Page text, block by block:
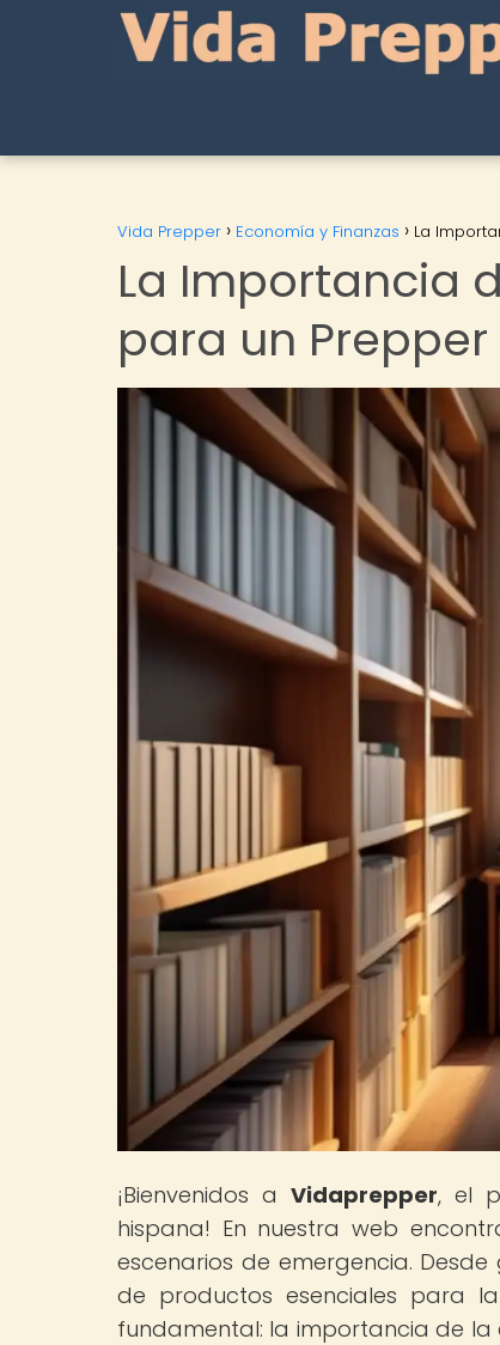
Vida Prepper Economía y Finanzas La
La Importancia
para un Prepper
¡Bienvenidos aVidaprepper, el
hispana! En nuestra web
escenarios de emergencia.
de productos esenciales para
fundamental: la importancia de la